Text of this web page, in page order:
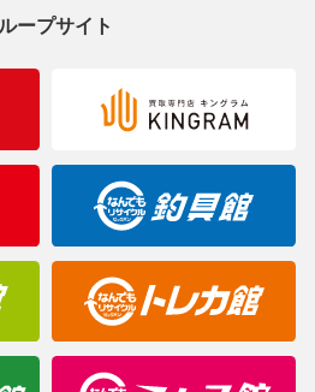
い申し上げます。
ださい。
が判断した名称を掲載しています。
なることもあります。色調などご不
入前にお問い合わせください。
ープサイト